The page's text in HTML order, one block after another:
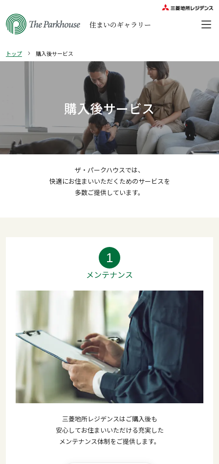
住まいのギャラリー
トップ 購入後サービス
購入後サービス
ザ・パークハウスでは、
快適にお住まいいただくためのサービスを
多数ご提供しています。
1
メンテナンス
三菱地所レジデンスはご購入後も
安心してお住まいいただける充実した
メンテナンス体制をご提供します。